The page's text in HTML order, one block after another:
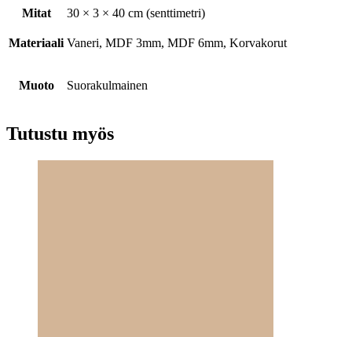
Mitat 30 × 3 × 40 cm (senttimetri)
Materiaali Vaneri, MDF 3mm, MDF 6mm, Korvakorut
Muoto Suorakulmainen
Tutustu myös